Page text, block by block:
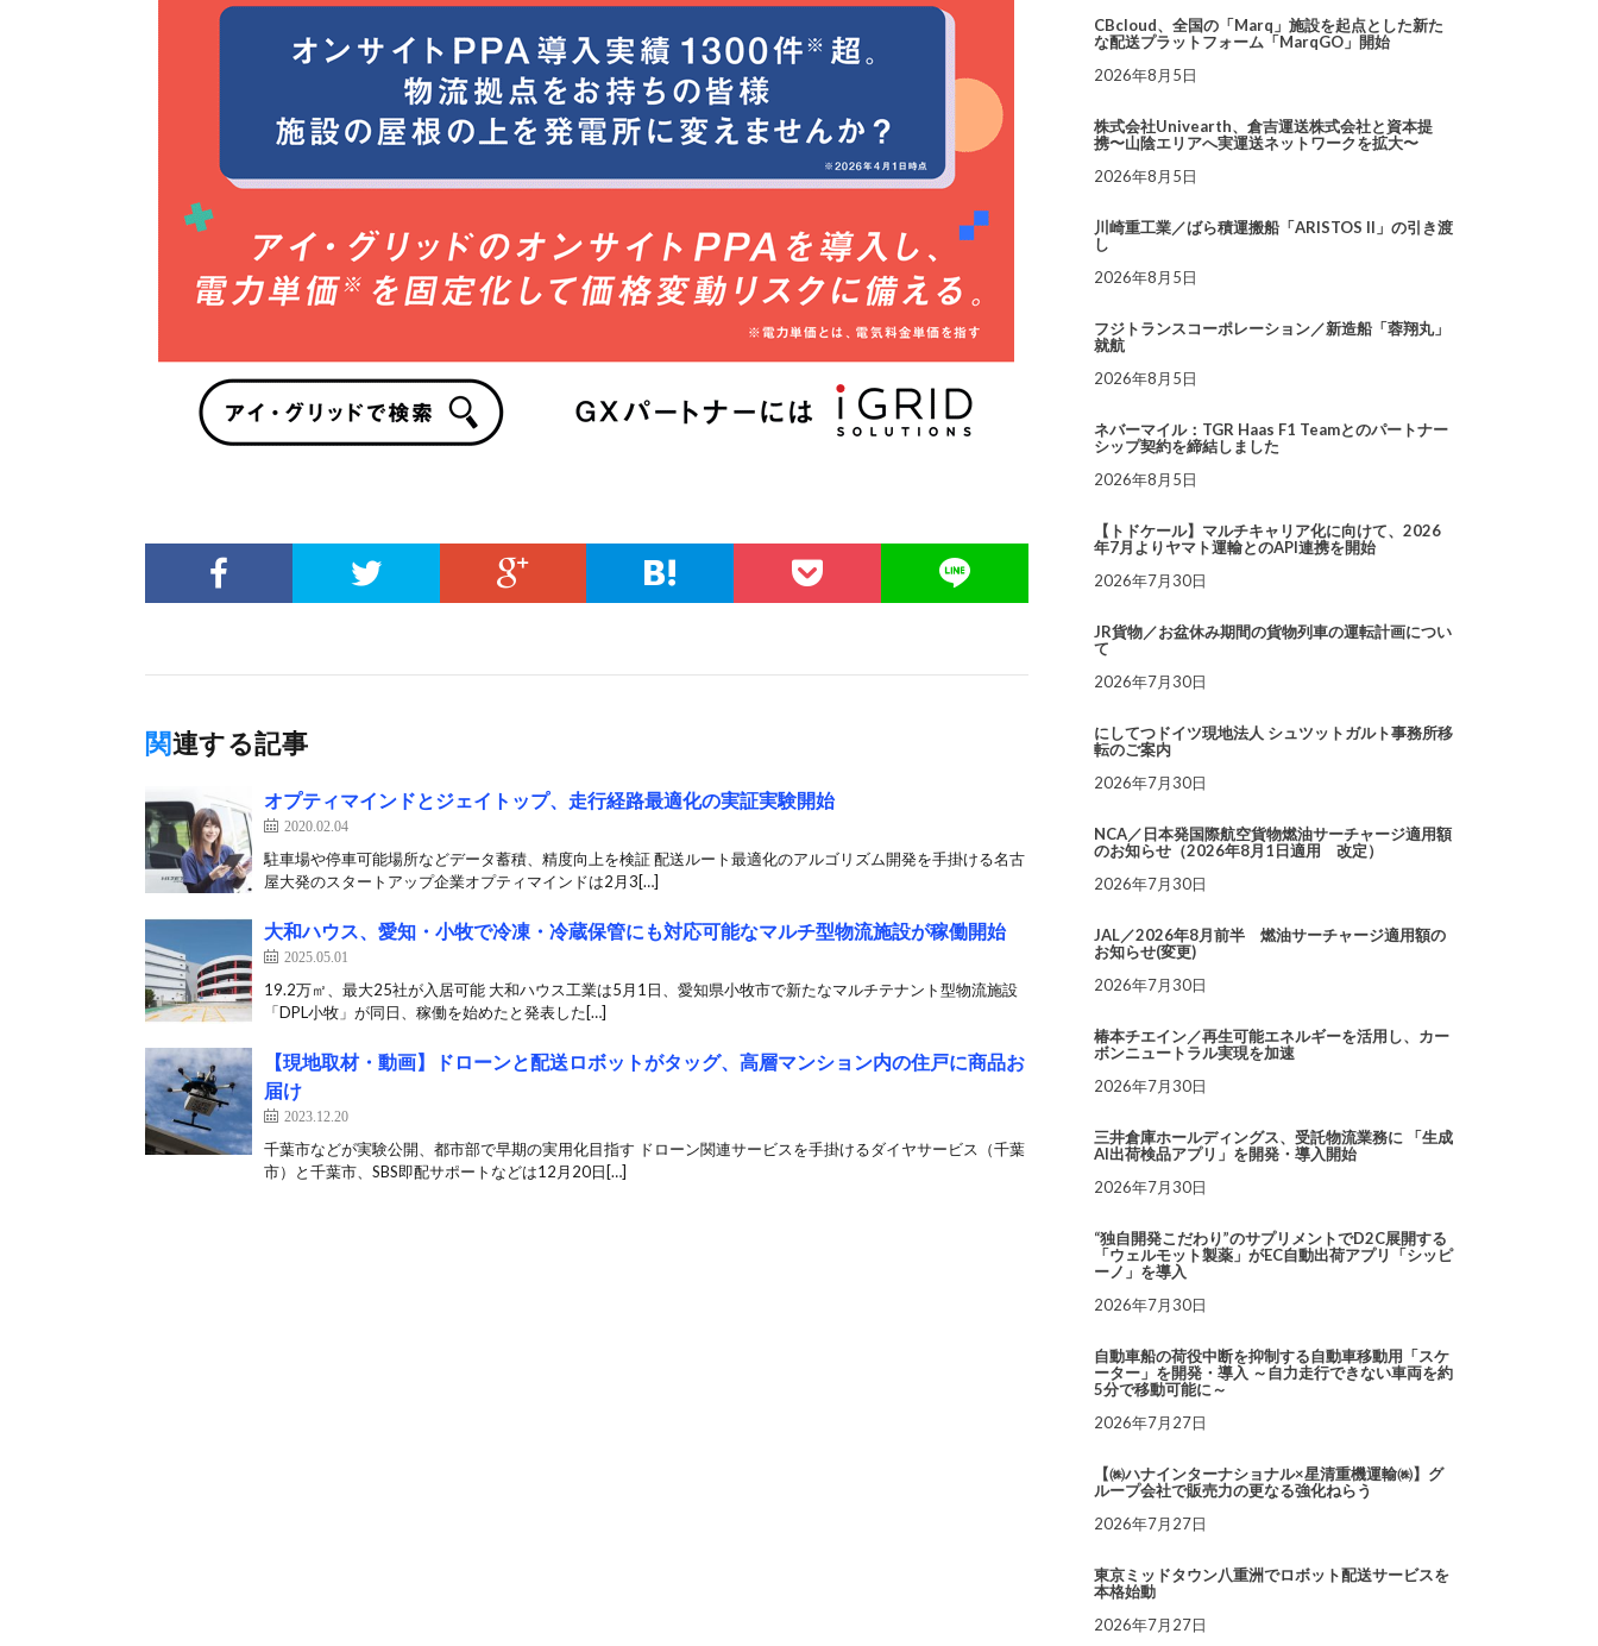
関連する記事
オプティマインドとジェイトップ、走行経路最適化の実証実験開始
2020.02.04
駐車場や停車可能場所などデータ蓄積、精度向上を検証 配送ルート最適化のアルゴリズム開発を手掛ける名古
屋大発のスタートアップ企業オプティマインドは2月3[…]
大和ハウス、愛知・小牧で冷凍・冷蔵保管にも対応可能なマルチ型物流施設が稼働開始
2025.05.01
19.2万㎡、最大25社が入居可能 大和ハウス工業は5月1日、愛知県小牧市で新たなマルチテナント型物流施設
「DPL小牧」が同日、稼働を始めたと発表した[…]
【現地取材・動画】ドローンと配送ロボットがタッグ、高層マンション内の住戸に商品お
届け
2023.12.20
千葉市などが実験公開、都市部で早期の実用化目指す ドローン関連サービスを手掛けるダイヤサービス（千葉
市）と千葉市、SBS即配サポートなどは12月20日[…]
CBcloud、全国の「Marq」施設を起点とした新た
な配送プラットフォーム「MarqGO」開始
2026年8月5日
株式会社Univearth、倉吉運送株式会社と資本提
携〜山陰エリアへ実運送ネットワークを拡大〜
2026年8月5日
川崎重工業／ばら積運搬船「ARISTOS II」の引き渡
し
2026年8月5日
フジトランスコーポレーション／新造船「蓉翔丸」
就航
2026年8月5日
ネバーマイル：TGR Haas F1 Teamとのパートナー
シップ契約を締結しました
2026年8月5日
【トドケール】マルチキャリア化に向けて、2026
年7月よりヤマト運輸とのAPI連携を開始
2026年7月30日
JR貨物／お盆休み期間の貨物列車の運転計画につい
て
2026年7月30日
にしてつドイツ現地法人 シュツットガルト事務所移
転のご案内
2026年7月30日
NCA／日本発国際航空貨物燃油サーチャージ適用額
のお知らせ（2026年8月1日適用 改定）
2026年7月30日
JAL／2026年8月前半 燃油サーチャージ適用額の
お知らせ(変更)
2026年7月30日
椿本チエイン／再生可能エネルギーを活用し、カー
ボンニュートラル実現を加速
2026年7月30日
三井倉庫ホールディングス、受託物流業務に 「生成
AI出荷検品アプリ」を開発・導入開始
2026年7月30日
“独自開発こだわり”のサプリメントでD2C展開する
「ウェルモット製薬」がEC自動出荷アプリ「シッピ
ーノ」を導入
2026年7月30日
自動車船の荷役中断を抑制する自動車移動用「スケ
ーター」を開発・導入 ～自力走行できない車両を約
5分で移動可能に～
2026年7月27日
【㈱ハナインターナショナル×星清重機運輸㈱】グ
ループ会社で販売力の更なる強化ねらう
2026年7月27日
東京ミッドタウン八重洲でロボット配送サービスを
本格始動
2026年7月27日